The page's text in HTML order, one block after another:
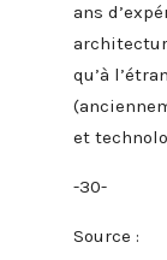
ans
qu’à
et
-30-
Source :